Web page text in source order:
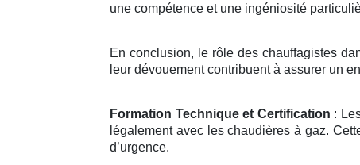
une compétence et une ingéniosité
En conclusion, le rôle des chauffagistes
leur dévouement contribuent à assurer un
Formation Technique et Certification :
légalement avec les chaudières à gaz.
d’urgence.